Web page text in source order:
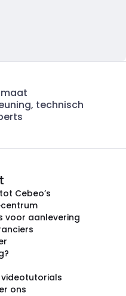
technisch
Cebeo’s
voor aanlevering
ons